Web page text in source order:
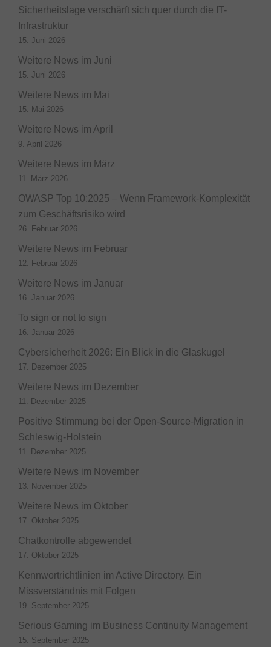
Sicherheitslage verschärft sich quer durch die IT-
Infrastruktur
15. Juni 2026
Weitere News im Juni
15. Juni 2026
Weitere News im Mai
15. Mai 2026
Weitere News im April
9. April 2026
Weitere News im März
11. März 2026
OWASP Top 10:2025 – Wenn Framework-Komplexität
zum Geschäftsrisiko wird
26. Februar 2026
Weitere News im Februar
12. Februar 2026
Weitere News im Januar
16. Januar 2026
To sign or not to sign
16. Januar 2026
Cybersicherheit 2026: Ein Blick in die Glaskugel
17. Dezember 2025
Weitere News im Dezember
11. Dezember 2025
Positive Stimmung bei der Open-Source-Migration in
Schleswig-Holstein
11. Dezember 2025
Weitere News im November
13. November 2025
Weitere News im Oktober
17. Oktober 2025
Chatkontrolle abgewendet
17. Oktober 2025
Kennwortrichtlinien im Active Directory. Ein
Missverständnis mit Folgen
19. September 2025
Serious Gaming im Business Continuity Management
15. September 2025